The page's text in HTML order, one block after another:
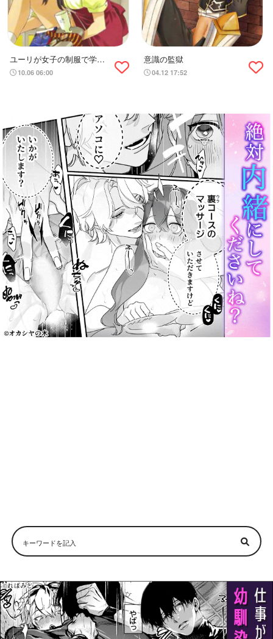
ユーリが女子の制服で学園
モノな本。3
10.06 06:00
意識の監獄
04.12 17:52